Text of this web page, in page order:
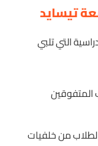
تيسايد
التي تلبي
المتفوقين
من خلفيات